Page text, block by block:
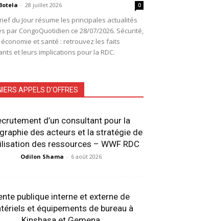
- 28 juillet 2026 0
du Jour résume les principales actualités
par CongoQuotidien ce 28/07/2026. Sécurité,
économie et santé : retrouvez les faits
et leurs implications pour la RDC.
APPELS D'OFFRES
d’un consultant pour la
des acteurs et la stratégie de
des ressources – WWF RDC
Odilon Shama - 6 août 2026
publique interne et externe de
et équipements de bureau à